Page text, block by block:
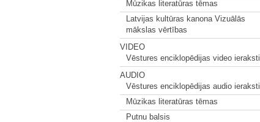
Mūzikas literatūras tēmas
Latvijas kultūras kanona Vizuālās
mākslas vērtības
VIDEO
Vēstures enciklopēdijas video ieraksti
AUDIO
Vēstures enciklopēdijas audio ieraksti
Mūzikas literatūras tēmas
Putnu balsis